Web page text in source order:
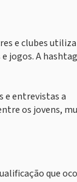
e clubes
jogos. A hashtag
e entrevistas a
os jovens,
que